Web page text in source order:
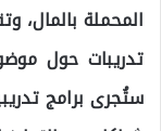
المحملة بالمال،
تدريبات حول
ستُجرى برامج